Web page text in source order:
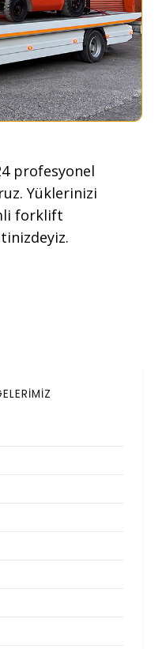
profesyonel
Yüklerinizi
forklift